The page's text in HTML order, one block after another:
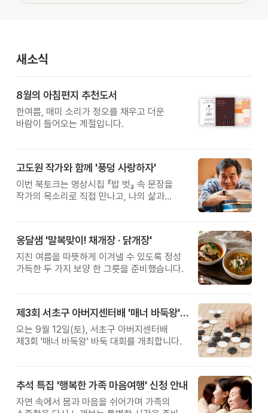
새소식
8월의 아침편지 추천도서
한여름, 매미 소리가 정오를 채우고 더운
바람이 들어오는 계절입니다.
고도원 작가와 함께 '풍덩 사랑하자'
이번 북토크는 명상시집 『밥 벗』 속 문장을
작가의 목소리로 직접 만나고, 나의 삶과
옹달샘 '말복맞이! 채개장 · 닭개장'
지친 여름을 따뜻하게 이겨낼 수 있도록 정성
가득한 두 가지 보양 한 그릇을 준비했습니다.
제3회 서초구 아버지센터배 '매너 바둑왕' 대회
오는 9월 12일(토), 서초구 아버지센터배
제3회 '매너 바둑왕' 바둑 대회를 개최합니다.
추석 특집 '행복한 가족 마음여행' 신청 안내
자연 속에서 몸과 마음을 쉬어가며 가족의